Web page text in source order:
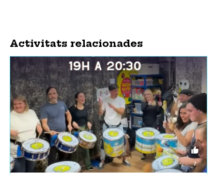
Activitats relacionades